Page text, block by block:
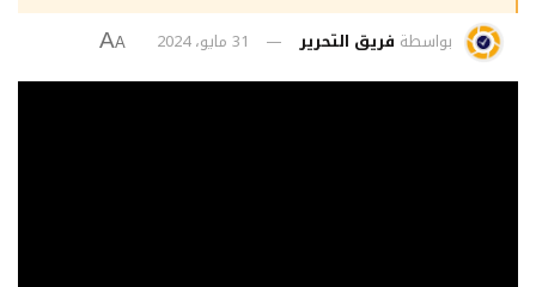
بواسطة فريق التحرير 31 مايو، 2024 A
A